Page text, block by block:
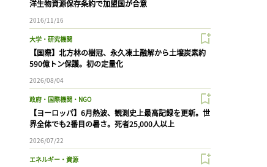
洋生物資源保存条約で加盟国が合意
2016/11/16
大学・研究機関
【国際】北方林の樹冠、永久凍土融解から土壌炭素約
590億トン保護。初の定量化
2026/08/04
政府・国際機関・NGO
【ヨーロッパ】6月熱波、観測史上最高記録を更新。世
界全体でも2番目の暑さ。死者25,000人以上
2026/07/22
エネルギー・資源